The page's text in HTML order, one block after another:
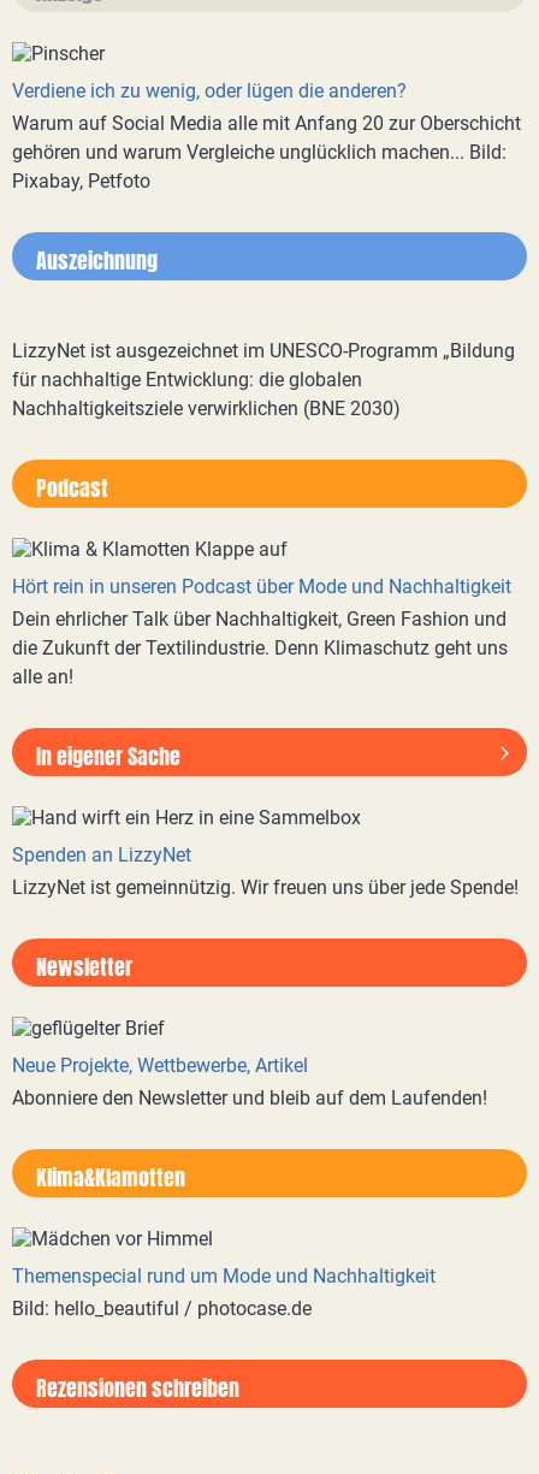
Verdiene ich zu wenig, oder lügen die anderen?
Warum auf Social Media alle mit Anfang 20 zur Oberschicht
gehören und warum Vergleiche unglücklich machen... Bild:
Pixabay, Petfoto
Auszeichnung
LizzyNet ist ausgezeichnet im UNESCO-Programm „Bildung
für nachhaltige Entwicklung: die globalen
Nachhaltigkeitsziele verwirklichen (BNE 2030)
Podcast
Hört rein in unseren Podcast über Mode und Nachhaltigkeit
Dein ehrlicher Talk über Nachhaltigkeit, Green Fashion und
die Zukunft der Textilindustrie. Denn Klimaschutz geht uns
alle an!
In eigener Sache
Spenden an LizzyNet
LizzyNet ist gemeinnützig. Wir freuen uns über jede Spende!
Newsletter
Neue Projekte, Wettbewerbe, Artikel
Abonniere den Newsletter und bleib auf dem Laufenden!
Klima&Klamotten
Themenspecial rund um Mode und Nachhaltigkeit
Bild: hello_beautiful / photocase.de
Rezensionen schreiben